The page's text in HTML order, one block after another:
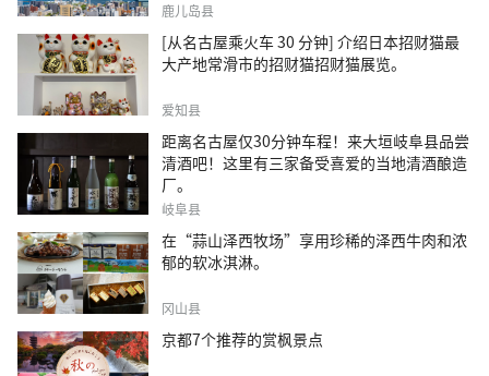
鹿儿岛县
[从名古屋乘火车 30 分钟] 介绍日本招财猫最
大产地常滑市的招财猫招财猫展览。
爱知县
距离名古屋仅30分钟车程！来大垣岐阜县品尝
清酒吧！这里有三家备受喜爱的当地清酒酿造
厂。
岐阜县
在“蒜山泽西牧场”享用珍稀的泽西牛肉和浓
郁的软冰淇淋。
冈山县
京都7个推荐的赏枫景点